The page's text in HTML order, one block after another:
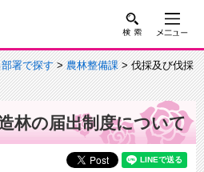
署で探す>農林整備課> 伐採及び伐採
林の届出制度について